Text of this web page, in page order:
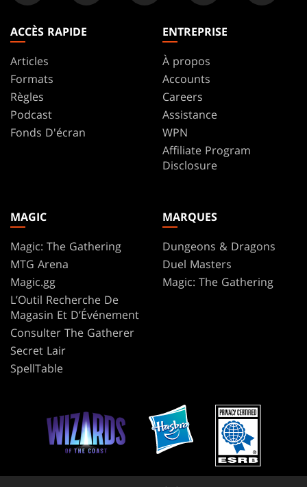
ACCÈS RAPIDE
Articles
Formats
Règles
Podcast
Fonds D'écran
ENTREPRISE
À propos
Accounts
Careers
Assistance
WPN
Affiliate Program
Disclosure
MAGIC
Magic: The Gathering
MTG Arena
Magic.gg
L’Outil Recherche De
Magasin Et D’Événement
Consulter The Gatherer
Secret Lair
SpellTable
MARQUES
Dungeons & Dragons
Duel Masters
Magic: The Gathering